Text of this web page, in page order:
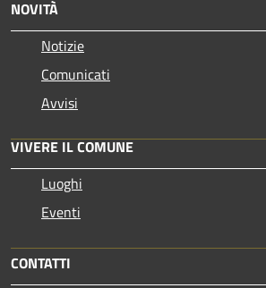
NOVITÀ
Notizie
Comunicati
Avvisi
VIVERE IL COMUNE
Luoghi
Eventi
CONTATTI